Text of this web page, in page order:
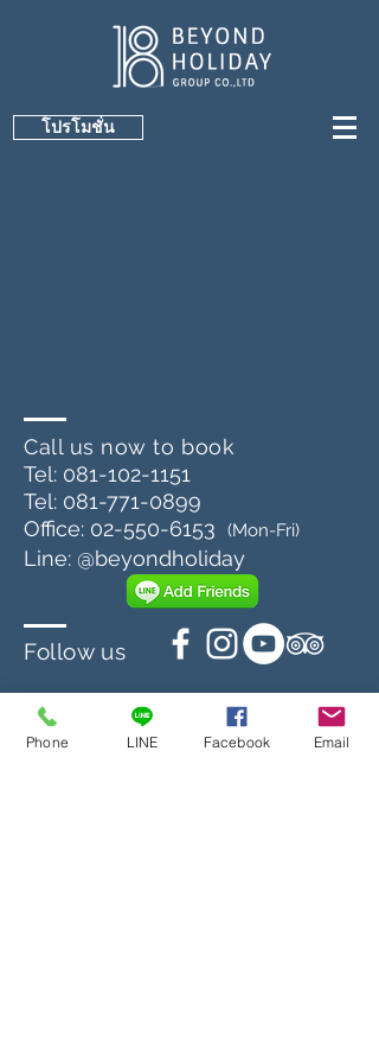
โปรโมชั่น
Call us now to book
Tel: 081-102-1151
Tel: 081-771-0899
Office: 02-550-6153 (Mon-Fri)
Line: @beyondholiday
Follow us
Phone LINE Facebook Email